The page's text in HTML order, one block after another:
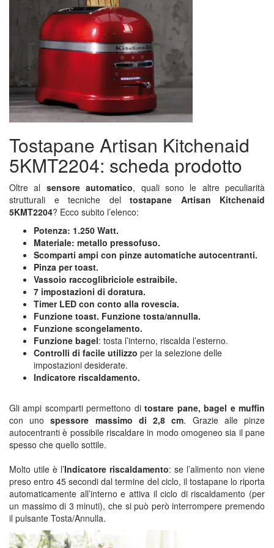
Tostapane Artisan Kitchenaid
5KMT2204: scheda prodotto
Oltre al sensore automatico, quali sono le altre peculiarità
strutturali e tecniche del tostapane Artisan Kitchenaid
5KMT2204? Ecco subito l’elenco:
Potenza: 1.250 Watt.
Materiale: metallo pressofuso.
Scomparti ampi con pinze automatiche autocentranti.
Pinza per toast.
Vassoio raccoglibriciole estraibile.
7 impostazioni di doratura.
Timer LED con conto alla rovescia.
Funzione toast. Funzione tosta/annulla.
Funzione scongelamento.
Funzione bagel: tosta l’interno, riscalda l’esterno.
Controlli di facile utilizzo per la selezione delle
impostazioni desiderate.
Indicatore riscaldamento.
Gli ampi scomparti permettono ditostare pane, bagel e muffin
con unospessore massimo di 2,8 cm. Grazie alle pinze
autocentranti è possibile riscaldare in modo omogeneo sia il pane
spesso che quello sottile.
Molto utile è l’Indicatore riscaldamento: se l’alimento non viene
preso entro 45 secondi dal termine del ciclo, il tostapane lo riporta
automaticamente all’interno e attiva il ciclo di riscaldamento (per
un massimo di 3 minuti), che si può però interrompere premendo
il pulsante Tosta/Annulla.